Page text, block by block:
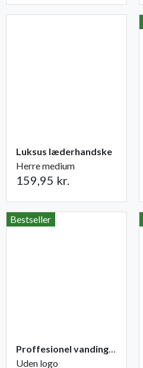
Luksus læderhandske
Herre medium
159,95 kr.
Bestseller
Proffesionel vandingspose 100 liter
Uden logo